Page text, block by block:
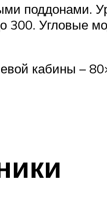
поддонами.
300. Угловые
кабины –